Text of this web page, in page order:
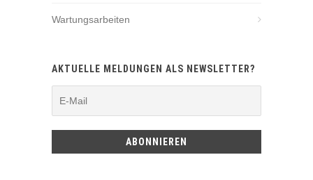
Wartungsarbeiten
AKTUELLE MELDUNGEN ALS NEWSLETTER?